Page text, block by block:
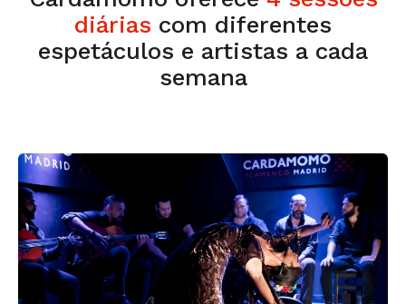
diárias com diferentes
espetáculos e artistas a cada
semana